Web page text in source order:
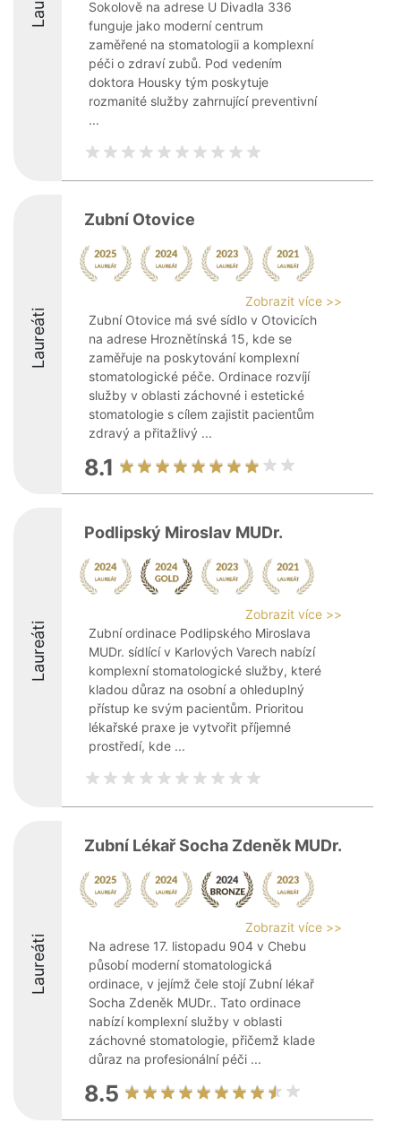
Sokolově na adrese U Divadla 336
funguje jako moderní centrum
zaměřené na stomatologii a komplexní
péči o zdraví zubů. Pod vedením
doktora Housky tým poskytuje
rozmanité služby zahrnující preventivní
...
Laureáti
Zubní Otovice
Zobrazit více >>
Zubní Otovice má své sídlo v Otovicích
na adrese Hroznětínská 15, kde se
zaměřuje na poskytování komplexní
stomatologické péče. Ordinace rozvíjí
služby v oblasti záchovné i estetické
stomatologie s cílem zajistit pacientům
zdravý a přitažlivý ...
8.1
Laureáti
Podlipský Miroslav MUDr.
Zobrazit více >>
Zubní ordinace Podlipského Miroslava
MUDr. sídlící v Karlových Varech nabízí
komplexní stomatologické služby, které
kladou důraz na osobní a ohleduplný
přístup ke svým pacientům. Prioritou
lékařské praxe je vytvořit příjemné
prostředí, kde ...
Laureáti
Zubní Lékař Socha Zdeněk MUDr.
Zobrazit více >>
Na adrese 17. listopadu 904 v Chebu
působí moderní stomatologická
ordinace, v jejímž čele stojí Zubní lékař
Socha Zdeněk MUDr.. Tato ordinace
nabízí komplexní služby v oblasti
záchovné stomatologie, přičemž klade
důraz na profesionální péči ...
8.5